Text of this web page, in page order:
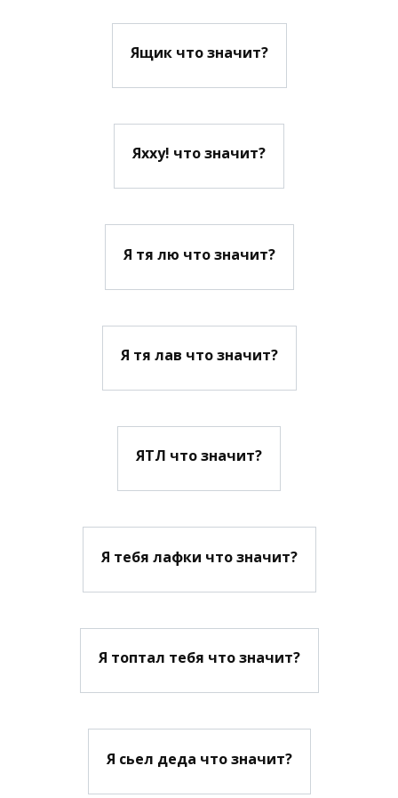
Ящик что значит?
Яхху! что значит?
Я тя лю что значит?
Я тя лав что значит?
ЯТЛ что значит?
Я тебя лафки что значит?
Я топтал тебя что значит?
Я сьел деда что значит?